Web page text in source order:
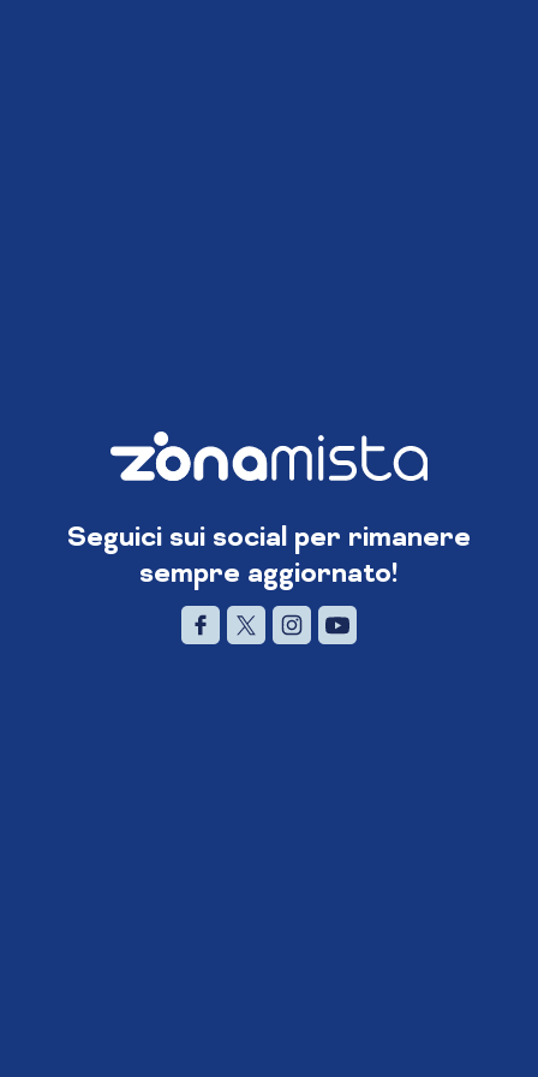
Seguici sui social per rimanere
sempre aggiornato!